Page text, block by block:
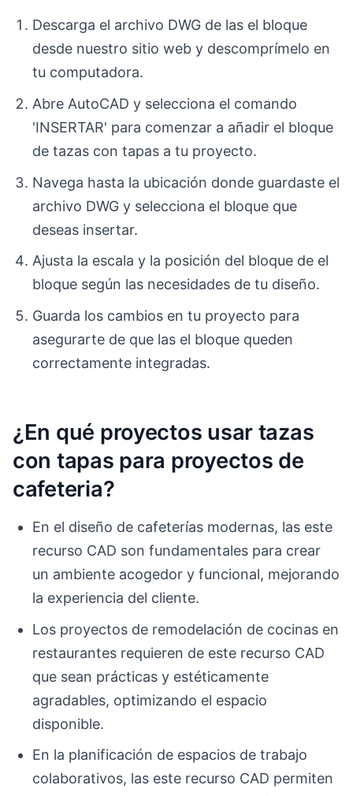
Descarga el archivo DWG de las el bloque
desde nuestro sitio web y descomprímelo en
tu computadora.
Abre AutoCAD y selecciona el comando
'INSERTAR' para comenzar a añadir el bloque
de tazas con tapas a tu proyecto.
Navega hasta la ubicación donde guardaste el
archivo DWG y selecciona el bloque que
deseas insertar.
Ajusta la escala y la posición del bloque de el
bloque según las necesidades de tu diseño.
Guarda los cambios en tu proyecto para
asegurarte de que las el bloque queden
correctamente integradas.
¿En qué proyectos usar tazas
con tapas para proyectos de
cafeteria?
En el diseño de cafeterías modernas, las este
recurso CAD son fundamentales para crear
un ambiente acogedor y funcional, mejorando
la experiencia del cliente.
Los proyectos de remodelación de cocinas en
restaurantes requieren de este recurso CAD
que sean prácticas y estéticamente
agradables, optimizando el espacio
disponible.
En la planificación de espacios de trabajo
colaborativos, las este recurso CAD permiten